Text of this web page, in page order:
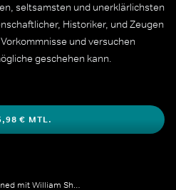
seltsamsten und unerklärlichsten
Historiker, und Zeugen
und versuchen
geschehen kann.
€ MTL.
The UnXplained mit William Shatner